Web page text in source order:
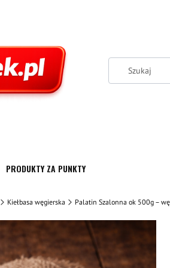
PRODUKTY ZA PUNKTY
Kiełbasa węgierska Palatin Szalonna ok 500g –